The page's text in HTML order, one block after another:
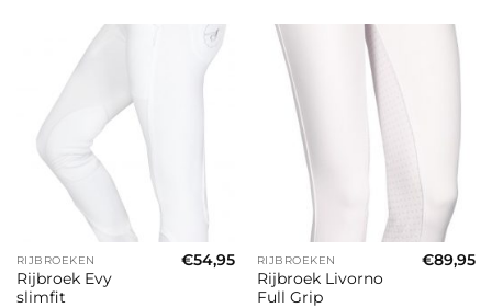
RIJBROEKEN
Rijbroek Evy
slimfit
€54,95 RIJBROEKEN
Rijbroek Livorno
Full Grip
€89,95